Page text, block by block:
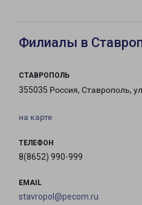
Филиалы в
СТАВРОПОЛЬ
355035 Россия, Ставрополь,
на карте
ТЕЛЕФОН
8(8652) 990-999
EMAIL
stavropol@pecom.ru